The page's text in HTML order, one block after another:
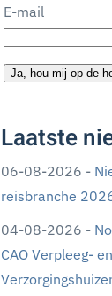
E-mail
Ja, hou mij op de
Laatste
06-08-2026 -
reisbranche
04-08-2026 -
CAO Verpleeg- en